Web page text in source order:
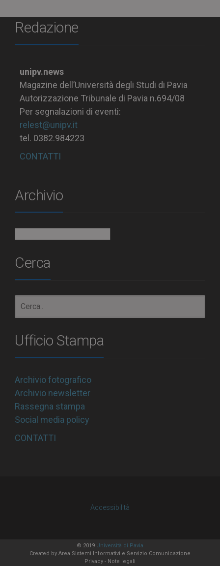
Redazione
unipv.news
Magazine dell’Università degli Studi di Pavia
Autorizzazione Tribunale di Pavia n.694/08
Per segnalazioni di eventi:
relest@unipv.it
tel. 0382.984223
CONTATTI
Archivio
Cerca
Ufficio Stampa
Archivio fotografico
Archivio newsletter
Rassegna stampa
Social media policy
CONTATTI
Accessibilità
© 2019 Università di Pavia
Created by Area Sistemi Informativi e Servizio Comunicazione
Privacy - Note legali